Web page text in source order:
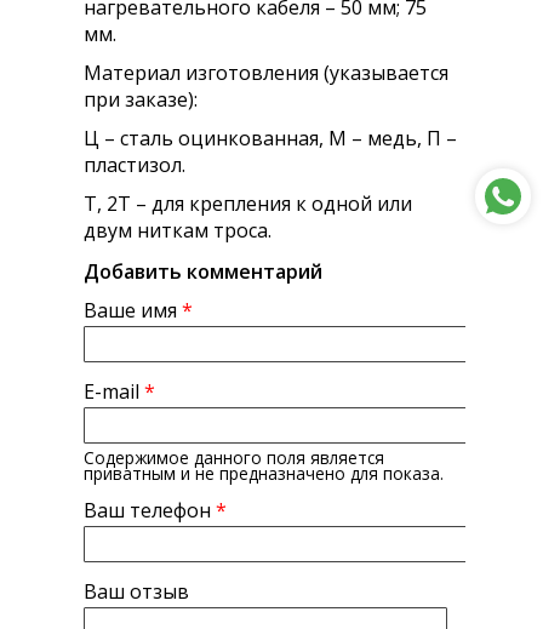
нагревательного кабеля – 50 мм; 75
мм.
Материал изготовления (указывается
при заказе):
Ц – сталь оцинкованная, М – медь, П –
пластизол.
Т, 2Т – для крепления к одной или
двум ниткам троса.
Добавить комментарий
Ваше имя *
E-mail *
Содержимое данного поля является
приватным и не предназначено для показа.
Ваш телефон *
Ваш отзыв